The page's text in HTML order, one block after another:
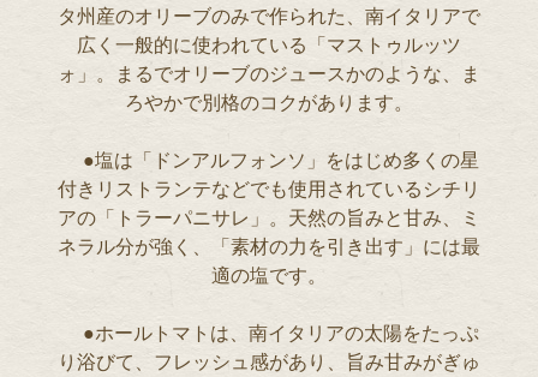
タ州産のオリーブのみで作られた、南イタリアで
広く一般的に使われている「マストゥルッツ
ォ」。まるでオリーブのジュースかのような、ま
ろやかで別格のコクがあります。
●塩は「ドンアルフォンソ」をはじめ多くの星
付きリストランテなどでも使用されているシチリ
アの「トラーパニサレ」。天然の旨みと甘み、ミ
ネラル分が強く、「素材の力を引き出す」には最
適の塩です。
●ホールトマトは、南イタリアの太陽をたっぷ
り浴びて、フレッシュ感があり、旨み甘みがぎゅ